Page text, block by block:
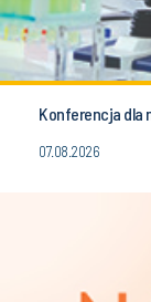
Konferencja dla
07.08.2026